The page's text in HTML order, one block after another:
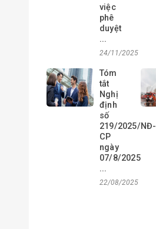
việc
phê
duyệt
...
24/11/2025
Tóm
tắt
Nghị
định
số
219/2025/NĐ-
CP
ngày
07/8/2025
...
22/08/2025